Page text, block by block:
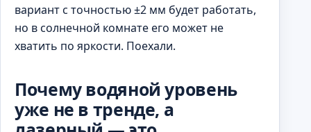
вариант с точностью ±2 мм будет работать,
но в солнечной комнате его может не
хватить по яркости. Поехали.
Почему водяной уровень
уже не в тренде, а